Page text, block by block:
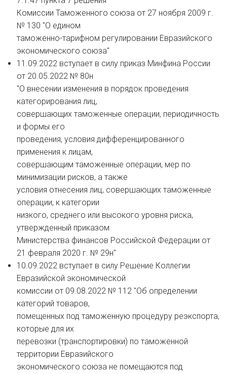
Комиссии Таможенного союза от 27 ноября 2009 г.
№ 130 "О едином
таможенно-тарифном регулировании Евразийского
экономического союза"
11.09.2022 вступает в силу приказ Минфина России
от 20.05.2022 № 80н
"О внесении изменения в порядок проведения
категорирования лиц,
совершающих таможенные операции, периодичность
и формы его
проведения, условия дифференцированного
применения к лицам,
совершающим таможенные операции, мер по
минимизации рисков, а также
условия отнесения лиц, совершающих таможенные
операции, к категории
низкого, среднего или высокого уровня риска,
утвержденный приказом
Министерства финансов Российской Федерации от
21 февраля 2020 г. № 29н"
10.09.2022 вступает в силу Решение Коллегии
Евразийской экономической
комиссии от 09.08.2022 № 112 "Об определении
категорий товаров,
помещенных под таможенную процедуру реэкспорта,
которые для их
перевозки (транспортировки) по таможенной
территории Евразийского
экономического союза не помещаются под